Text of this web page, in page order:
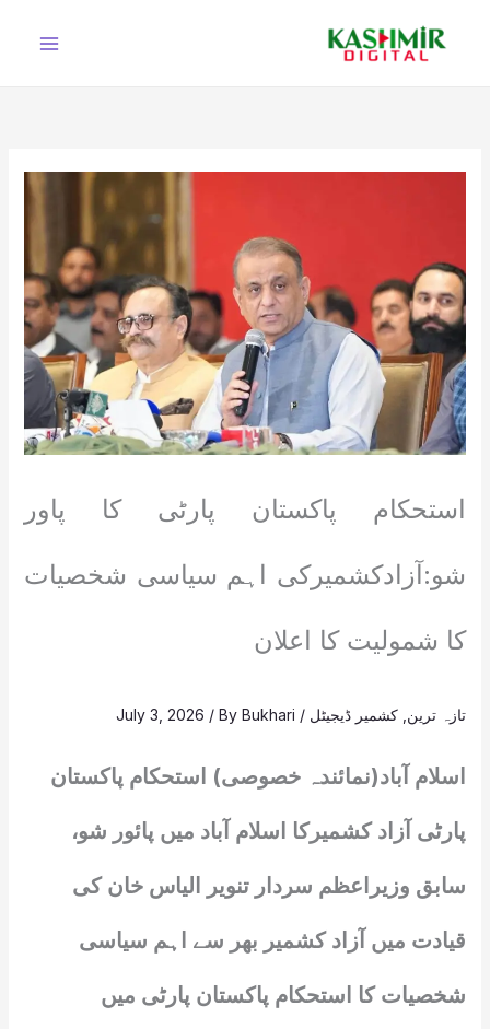
استحکام پاکستان پارٹی کا پاور
شو:آزادکشمیرکی اہم سیاسی شخصیات
کا شمولیت کا اعلان
تازہ ترین کشمیر ڈیجیٹل /
July 3, 2026 / ByBukhari
اسلام آباد(نمائندہ خصوصی) استحکام پاکستان
پارٹی آزاد کشمیرکا اسلام آباد میں پائور شو،
سابق وزیراعظم سردار تنویر الیاس خان کی
قیادت میں آزاد کشمیر بھر سے اہم سیاسی
شخصیات کا استحکام پاکستان پارٹی میں